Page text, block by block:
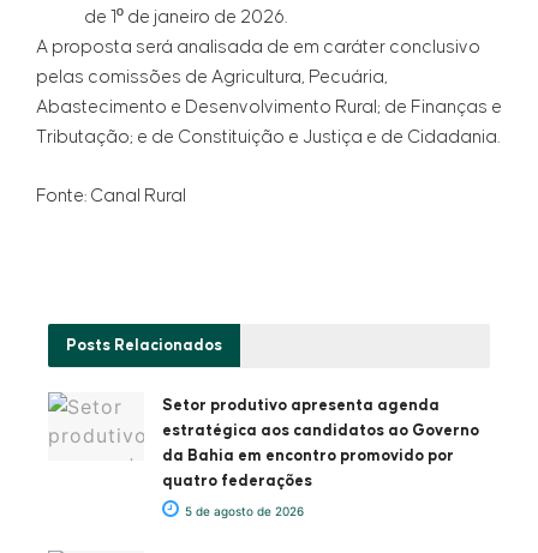
de 1º de janeiro de 2026.
A proposta será analisada de em caráter conclusivo
pelas comissões de Agricultura, Pecuária,
Abastecimento e Desenvolvimento Rural; de Finanças e
Tributação; e de Constituição e Justiça e de Cidadania.
Fonte: Canal Rural
Posts Relacionados
Setor produtivo apresenta agenda
estratégica aos candidatos ao Governo
da Bahia em encontro promovido por
quatro federações
5 de agosto de 2026